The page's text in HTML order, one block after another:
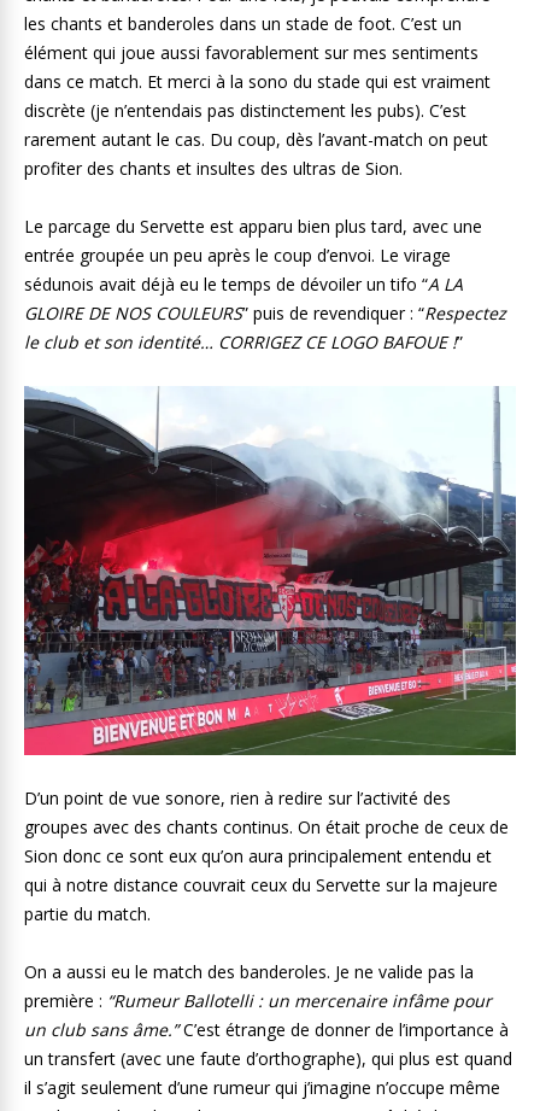
les chants et banderoles dans un stade de foot. C’est un
élément qui joue aussi favorablement sur mes sentiments
dans ce match. Et merci à la sono du stade qui est vraiment
discrète (je n’entendais pas distinctement les pubs). C’est
rarement autant le cas. Du coup, dès l’avant-match on peut
profiter des chants et insultes des ultras de Sion.
Le parcage du Servette est apparu bien plus tard, avec une
entrée groupée un peu après le coup d’envoi. Le virage
sédunois avait déjà eu le temps de dévoiler un tifo “A LA
GLOIRE DE NOS COULEURS” puis de revendiquer : “Respectez
le club et son identité… CORRIGEZ CE LOGO BAFOUE !”
D’un point de vue sonore, rien à redire sur l’activité des
groupes avec des chants continus. On était proche de ceux de
Sion donc ce sont eux qu’on aura principalement entendu et
qui à notre distance couvrait ceux du Servette sur la majeure
partie du match.
On a aussi eu le match des banderoles. Je ne valide pas la
première : “Rumeur Ballotelli : un mercenaire infâme pour
un club sans âme.”C’est étrange de donner de l’importance à
un transfert (avec une faute d’orthographe), qui plus est quand
il s’agit seulement d’une rumeur qui j’imagine n’occupe même